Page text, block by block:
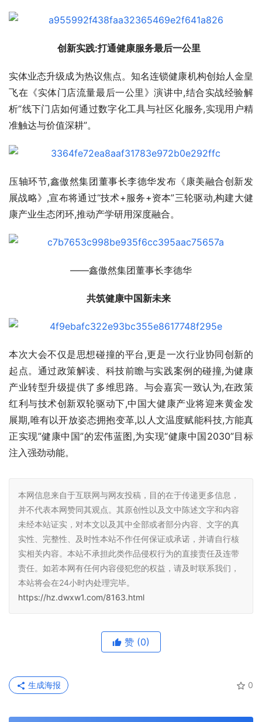
创新实践:打通健康服务最后一公里
实体业态升级成为热议焦点。知名连锁健康机构创始人金皇
飞在《实体门店流量最后一公里》演讲中,结合实战经验解
析“线下门店如何通过数字化工具与社区化服务,实现用户精
准触达与价值深耕”。
压轴环节,鑫傲然集团董事长李德华发布《康美融合创新发
展战略》,宣布将通过“技术+服务+资本”三轮驱动,构建大健
康产业生态闭环,推动产学研用深度融合。
——鑫傲然集团董事长李德华
共筑健康中国新未来
本次大会不仅是思想碰撞的平台,更是一次行业协同创新的
起点。通过政策解读、科技前瞻与实践案例的碰撞,为健康
产业转型升级提供了多维思路。与会嘉宾一致认为,在政策
红利与技术创新双轮驱动下,中国大健康产业将迎来黄金发
展期,唯有以开放姿态拥抱变革,以人文温度赋能科技,方能真
正实现”健康中国”的宏伟蓝图,为实现“健康中国2030”目标
注入强劲动能。
本网信息来自于互联网与网友投稿，目的在于传递更多信息，
并不代表本网赞同其观点。其原创性以及文中陈述文字和内容
未经本站证实，对本文以及其中全部或者部分内容、文字的真
实性、完整性、及时性本站不作任何保证或承诺，并请自行核
实相关内容。本站不承担此类作品侵权行为的直接责任及连带
责任。如若本网有任何内容侵犯您的权益，请及时联系我们，
本站将会在24小时内处理完毕。
https://hz.dwxw1.com/8163.html
赞 (0)
0
生成海报